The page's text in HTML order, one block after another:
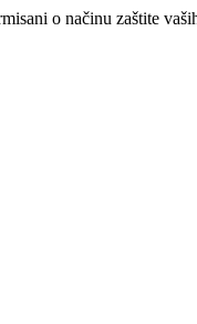
o načinu zaštite